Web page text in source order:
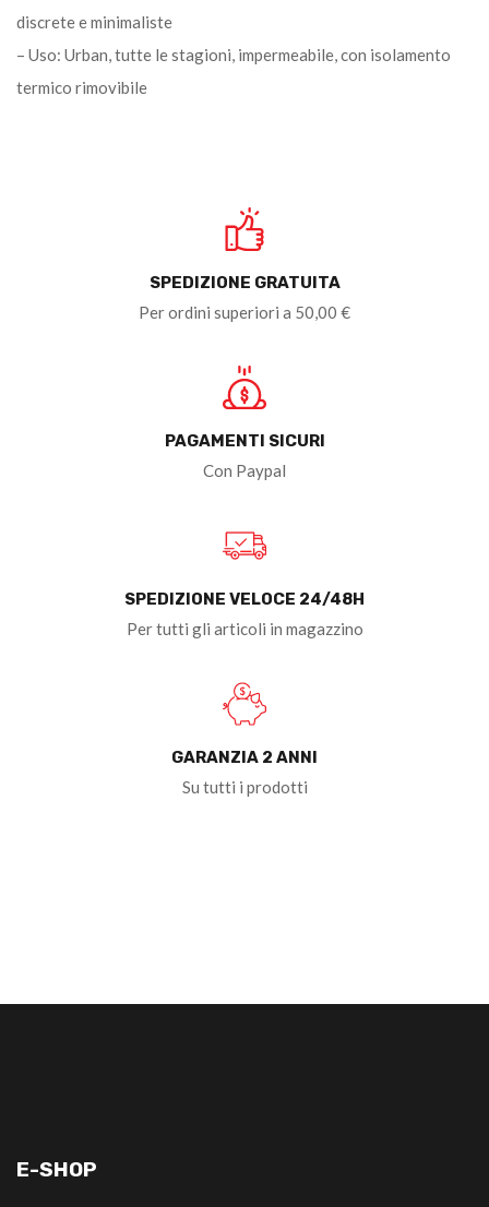
discrete e minimaliste
– Uso: Urban, tutte le stagioni, impermeabile, con isolamento
termico rimovibile
SPEDIZIONE GRATUITA
Per ordini superiori a 50,00 €
PAGAMENTI SICURI
Con Paypal
SPEDIZIONE VELOCE 24/48H
Per tutti gli articoli in magazzino
GARANZIA 2 ANNI
Su tutti i prodotti
E-SHOP